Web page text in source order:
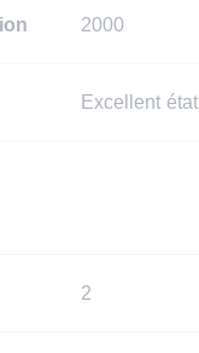
2000
Excellent état
2